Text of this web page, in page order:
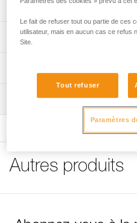
Descriptif
Permet la connexion d'une
ouvrable des harnais.
Spécifications techniques
Spécifications référence(s)
Référence : C087AA00
Conditionnement : 1
Télécharger le pdf
Voir tous les contenus techniques
Inspection
Autres produits
Le fait de refuser tout ou partie de ces
utilisateur, mais en aucun cas ce refus
Site.
Tout refuser
Paramètres